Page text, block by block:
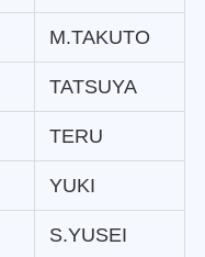
M.TAKUTO
TATSUYA
TERU
YUKI
S.YUSEI